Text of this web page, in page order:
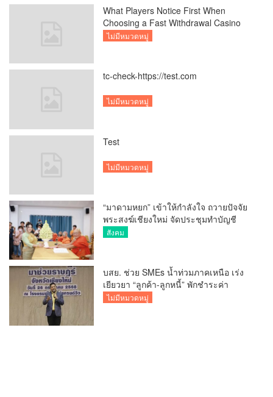
What Players Notice First When
Choosing a Fast Withdrawal Casino
UK
ไม่มีหมวดหมู่
tc-check-https://test.com
ไม่มีหมวดหมู่
Test
ไม่มีหมวดหมู่
“มาดามหยก” เข้าให้กำลังใจ ถวายปัจจัย
พระสงฆ์เชียงใหม่ จัดประชุมทำบัญชี
รายรับรายจ่ายของวัด กว่า 300 รูป ที่วัด
สังคม
บสย. ช่วย SMEs น้ำท่วมภาคเหนือ เร่ง
เยียวยา “ลูกค้า-ลูกหนี้” พักชำระค่า
ธรรมเนียม-ค่างวด
ไม่มีหมวดหมู่